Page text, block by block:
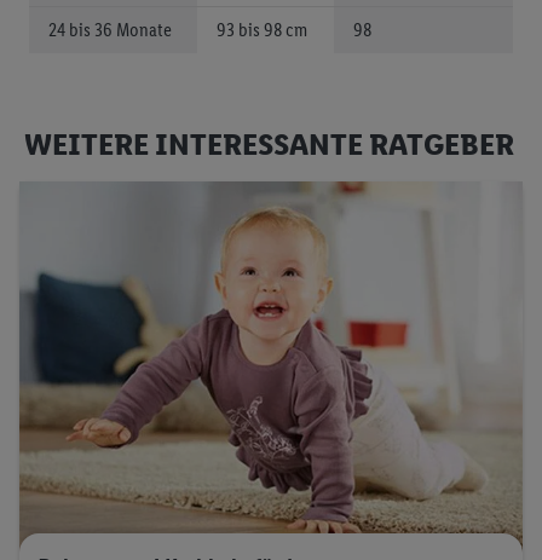
24 bis 36 Monate 93 bis 98 cm 98
WEITERE INTERESSANTE RATGEBER